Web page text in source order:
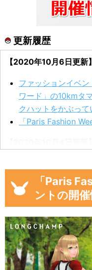
更新履歴
【2020年10月6日更新】
ファッションイベ
ワード」の10kmタ
クハットをかぶって
「Paris Fashion
【2020年10月3日更新
GOスナップショッ
かぶったグレッグル
「ドレインキッス
イベント限定のフ
【2020年10月2日更新
「Paris
ントの開